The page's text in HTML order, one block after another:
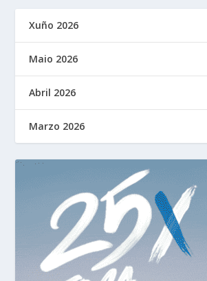
Xuño 2026
Maio 2026
Abril 2026
Marzo 2026